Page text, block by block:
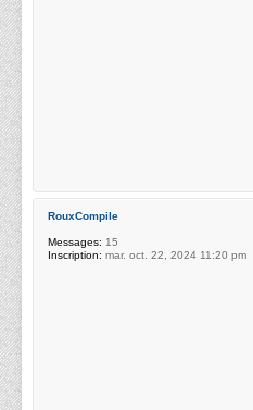
RouxCompile
Messages: 15
Inscription: mar. oct. 22, 2024 11:20 pm